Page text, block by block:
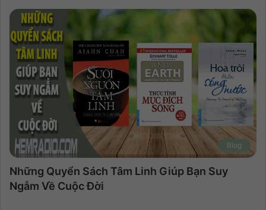
Blog
Những Quyển Sách Tâm Linh Giúp Bạn Suy
Ngẫm Về Cuộc Đời